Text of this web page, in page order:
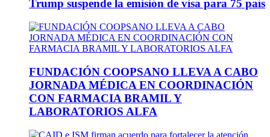
Trump suspende la emisión de visa para 75 país
FUNDACIÓN COOPSANO LLEVA A CABO
JORNADA MÉDICA EN COORDINACIÓN
CON FARMACIA BRAMIL Y
LABORATORIOS ALFA